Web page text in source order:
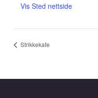
Vis Sted nettside
Strikkekafe